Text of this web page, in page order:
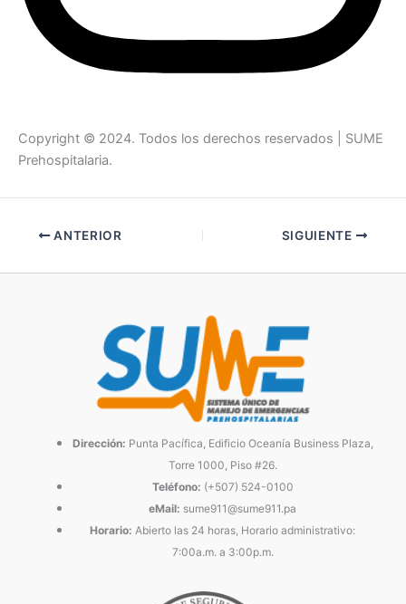
Copyright © 2024. Todos los derechos reservados | SUME
Prehospitalaria.
ANTERIOR SIGUIENTE
Dirección: Punta Pacífica, Edificio Oceanía Business Plaza,
Torre 1000, Piso #26.
Teléfono: (+507) 524-0100
eMail: sume911@sume911.pa
Horario: Abierto las 24 horas, Horario administrativo:
7:00a.m. a 3:00p.m.